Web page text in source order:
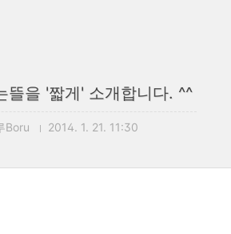
뜰을 '짧게' 소개합니다. ^^
Boru 2014. 1. 21. 11:30